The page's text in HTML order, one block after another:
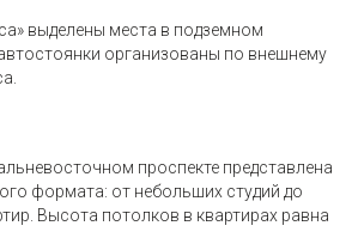
выделены места в подземном
организованы по внешнему
проспекте представлена
формата: от небольших студий до
Высота потолков в квартирах равна